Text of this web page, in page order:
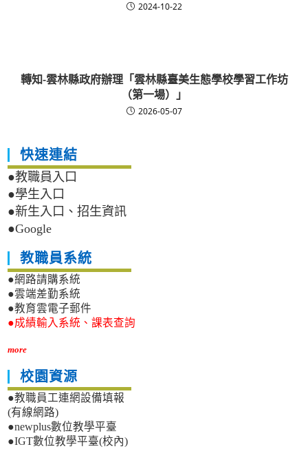
2024-10-22
轉知-雲林縣政府辦理「雲林縣臺美生態學校學習工作坊
（第一場）」
2026-05-07
快速連結
●教職員入口
●學生入口
●新生入口、招生資訊
●Google
教職員系統
●網路請購系統
●雲端差勤系統
●教育雲電子郵件
●成績輸入系統、課表查詢
more
校園資源
●教職員工連網設備填報
(有線網路)
●newplus數位教學平臺
●IGT數位教學平臺(校內)